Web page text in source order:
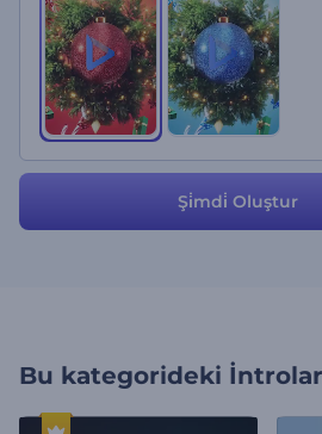
Şi̇mdi̇ Oluştur
Bu kategorideki